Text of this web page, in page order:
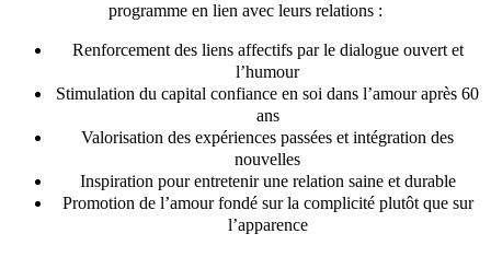
programme en lien avec leurs relations :
Renforcement des liens affectifs par le dialogue ouvert et
l’humour
Stimulation du capital confiance en soi dans l’amour après 60
ans
Valorisation des expériences passées et intégration des
nouvelles
Inspiration pour entretenir une relation saine et durable
Promotion de l’amour fondé sur la complicité plutôt que sur
l’apparence